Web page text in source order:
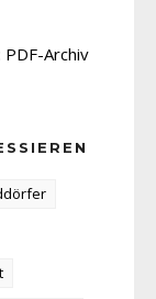
PDF-Archiv